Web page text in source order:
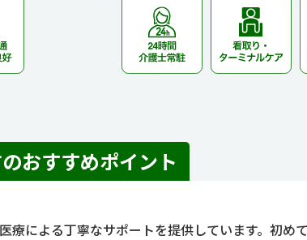
おすすめポイント
療による丁寧なサポートを提供しています。初め